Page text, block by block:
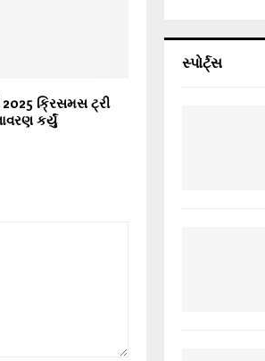
ક્રિસમસ ટ્રી
કર્યું
સ્પોર્ટ્સ